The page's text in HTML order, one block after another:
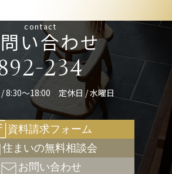
contact
い合わせ
234
/ 8:30～18:00 定休日 / 水曜日
資料請求フォーム
住まいの無料相談会
お問い合わせ